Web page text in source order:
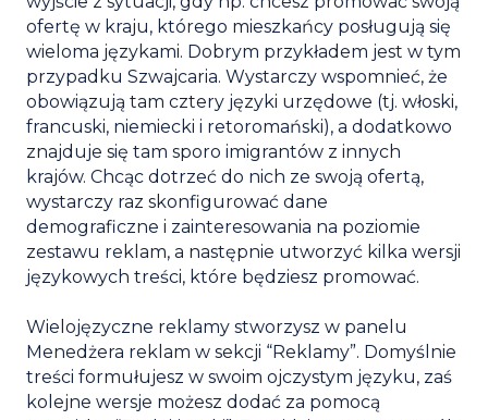
ofertę w kraju, którego mieszkańcy posługują się
wieloma językami. Dobrym przykładem jest w tym
przypadku Szwajcaria. Wystarczy wspomnieć, że
obowiązują tam cztery języki urzędowe (tj. włoski,
francuski, niemiecki i retoromański), a dodatkowo
znajduje się tam sporo imigrantów z innych
krajów. Chcąc dotrzeć do nich ze swoją ofertą,
wystarczy raz skonfigurować dane
demograficzne i zainteresowania na poziomie
zestawu reklam, a następnie utworzyć kilka wersji
językowych treści, które będziesz promować.
Wielojęzyczne reklamy stworzysz w panelu
Menedżera reklam w sekcji “Reklamy”. Domyślnie
treści formułujesz w swoim ojczystym języku, zaś
kolejne wersje możesz dodać za pomocą